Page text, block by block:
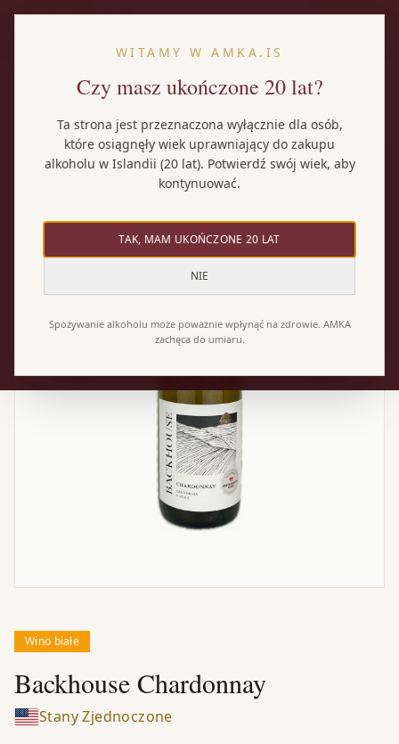
Wino białe
Backhouse Chardonnay
Stany Zjednoczone
WITAMY W AMKA.IS
Czy masz ukończone 20 lat?
Ta strona jest przeznaczona wyłącznie dla osób,
które osiągnęły wiek uprawniający do zakupu
alkoholu w Islandii (20 lat). Potwierdź swój wiek, aby
kontynuować.
TAK, MAM UKOŃCZONE 20 LAT
NIE
Spożywanie alkoholu może poważnie wpłynąć na zdrowie. AMKA
zachęca do umiaru.